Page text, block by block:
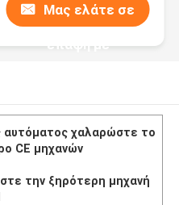
Μας ελάτε σε
επαφή με
χαλαρώστε το
CE μηχανών
την ξηρότερη μηχανή